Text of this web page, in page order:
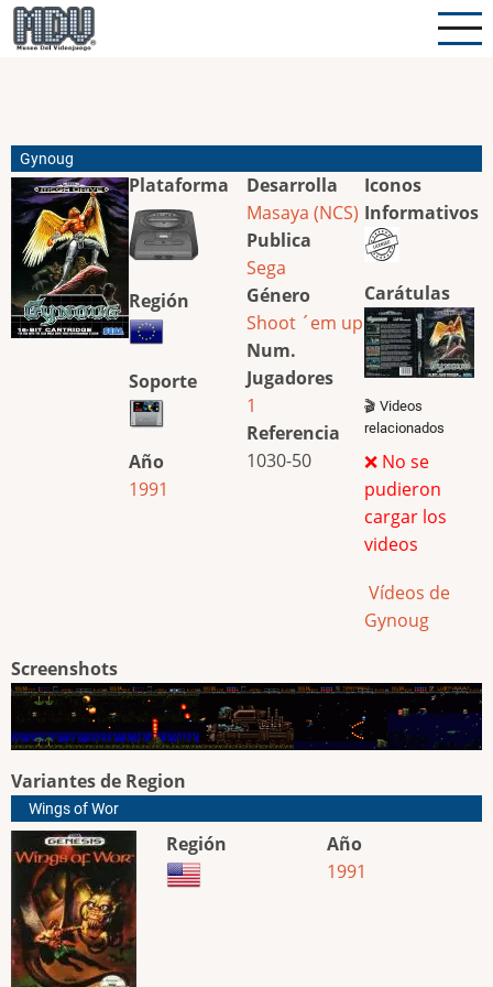
Pasar
al
Gynoug
Plataforma
Región
Soporte
Año
1991
Desarrolla
Masaya (NCS)
Publica
Sega
Género
Shoot ´em up
Num.
Jugadores
1
Referencia
1030-50
Iconos
Informativos
Carátulas
🎬 Videos
relacionados
❌ No se
pudieron
cargar los
videos
Vídeos de
Gynoug
Screenshots
Variantes de Region
Wings of Wor
Región
Año
1991